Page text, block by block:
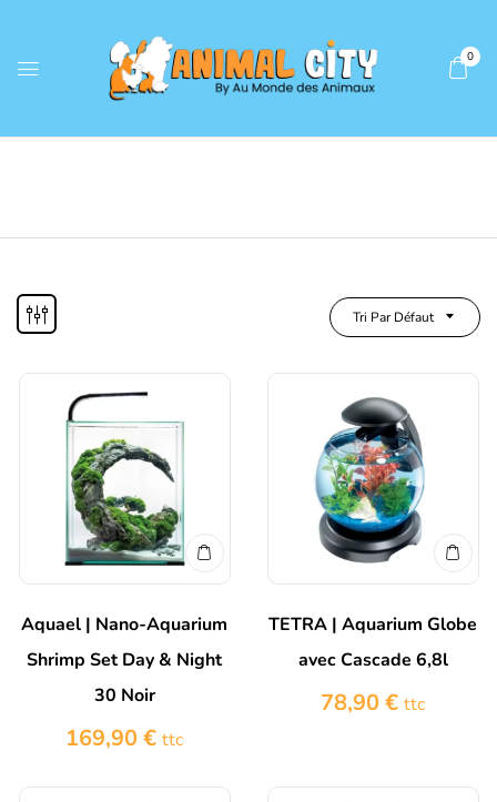
0
Tri Par Défaut
Aquael | Nano-Aquarium
Shrimp Set Day & Night
30 Noir
169,90€ ttc
TETRA | Aquarium Globe
avec Cascade 6,8l
78,90€ ttc